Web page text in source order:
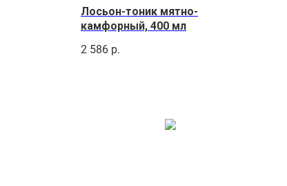
Лосьон-тоник мятно-
камфорный, 400 мл
2 586 р.